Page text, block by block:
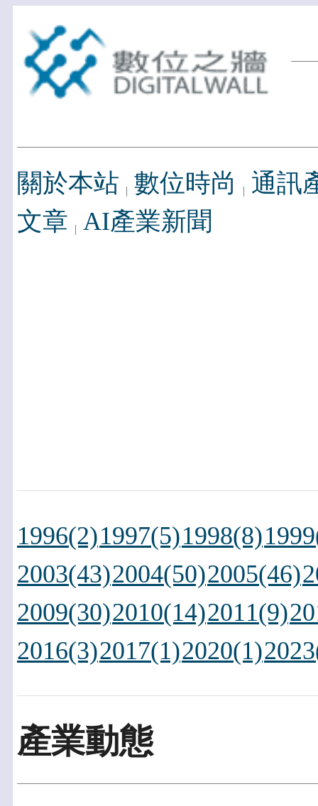
關於本站 數位時尚
通訊
文章 AI產業新聞
1996(2)1997(5)1998(8)
2003(43)2004(50)2005(46)
2009(30)2010(14)2011(9)
2016(3)2017(1)2020(1)
產業動態